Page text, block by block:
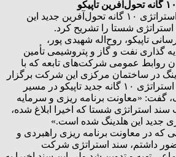
مدیرعامل تاپیکو کلیات استراتژی ۱۰ گانه تحول‌آفرین جدید این
شستا را تشریح کرد.
تاپیکو، روح‌اله شهیدی پور،
گذاری نفت و گاز و پتروشیمی تأمین
روابط عمومی شرکت‌های تابعه که با
در ساختمان مرکزی این شرکت برگزار
شد، ضمن تشریح کلیات استراتژی ۱۰ گانه جدید تاپیکو در مسیر
گفت: «معاونت برنامه‌ ریزی و سرمایه‌
سند استراتژی شستا که اخیرا ابلاغ شده،
جدید این هلدینگ شده است.»
که در معاونت برنامه‌ ریزی راهبردی و
داشتم، سند استراتژی شرکت